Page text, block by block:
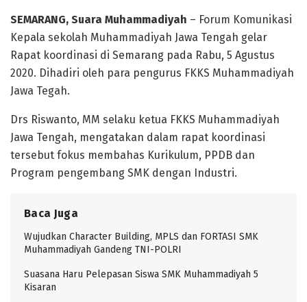
SEMARANG, Suara Muhammadiyah – Forum Komunikasi
Kepala sekolah Muhammadiyah Jawa Tengah gelar
Rapat koordinasi di Semarang pada Rabu, 5 Agustus
2020. Dihadiri oleh para pengurus FKKS Muhammadiyah
Jawa Tegah.
Drs Riswanto, MM selaku ketua FKKS Muhammadiyah
Jawa Tengah, mengatakan dalam rapat koordinasi
tersebut fokus membahas Kurikulum, PPDB dan
Program pengembang SMK dengan Industri.
Baca Juga
Wujudkan Character Building, MPLS dan FORTASI SMK
Muhammadiyah Gandeng TNI-POLRI
Suasana Haru Pelepasan Siswa SMK Muhammadiyah 5
Kisaran